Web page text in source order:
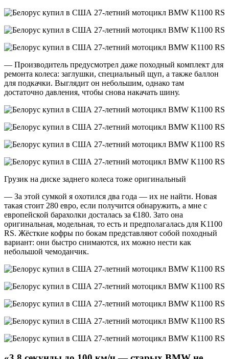
— Производитель предусмотрел даже походный комплект для
ремонта колеса: заглушки, специальный щуп, а также баллон
для подкачки. Выглядит он небольшим, однако там
достаточно давления, чтобы снова накачать шину.
Грузик на диске заднего колеса тоже оригинальный
— За этой сумкой я охотился два года — их не найти. Новая
такая стоит 280 евро, если получится обнаружить, а мне с
европейской барахолки досталась за €180. Зато она
оригинальная, модельная, то есть и предполагалась для K1100
RS. Жёсткие кофры по бокам представляют собой походный
вариант: они быстро снимаются, их можно нести как
небольшой чемоданчик.